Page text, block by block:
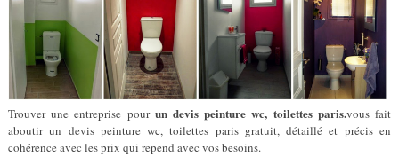
Trouver une entreprise pour un devis peinture wc, toilettes paris.vous fait
aboutir un devis peinture wc, toilettes paris gratuit, détaillé et précis en
cohérence avec les prix qui repend avec vos besoins.